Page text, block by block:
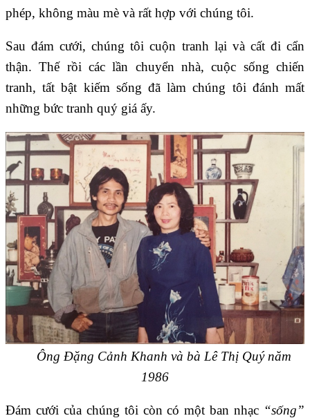
phép, không màu mè và rất hợp với chúng tôi.
Sau đám cưới, chúng tôi cuộn tranh lại và cất đi cẩn
thận. Thế rồi các lần chuyển nhà, cuộc sống chiến
tranh, tất bật kiếm sống đã làm chúng tôi đánh mất
những bức tranh quý giá ấy.
Ông Đặng Cảnh Khanh và bà Lê Thị Quý năm
1986
Đám cưới của chúng tôi còn có một ban nhạc “sống”